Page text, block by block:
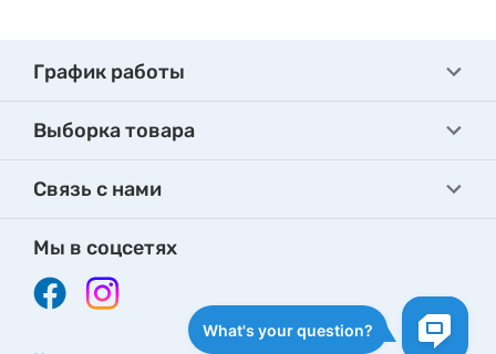
График работы
Выборка товара
Связь с нами
Мы в соцсетях